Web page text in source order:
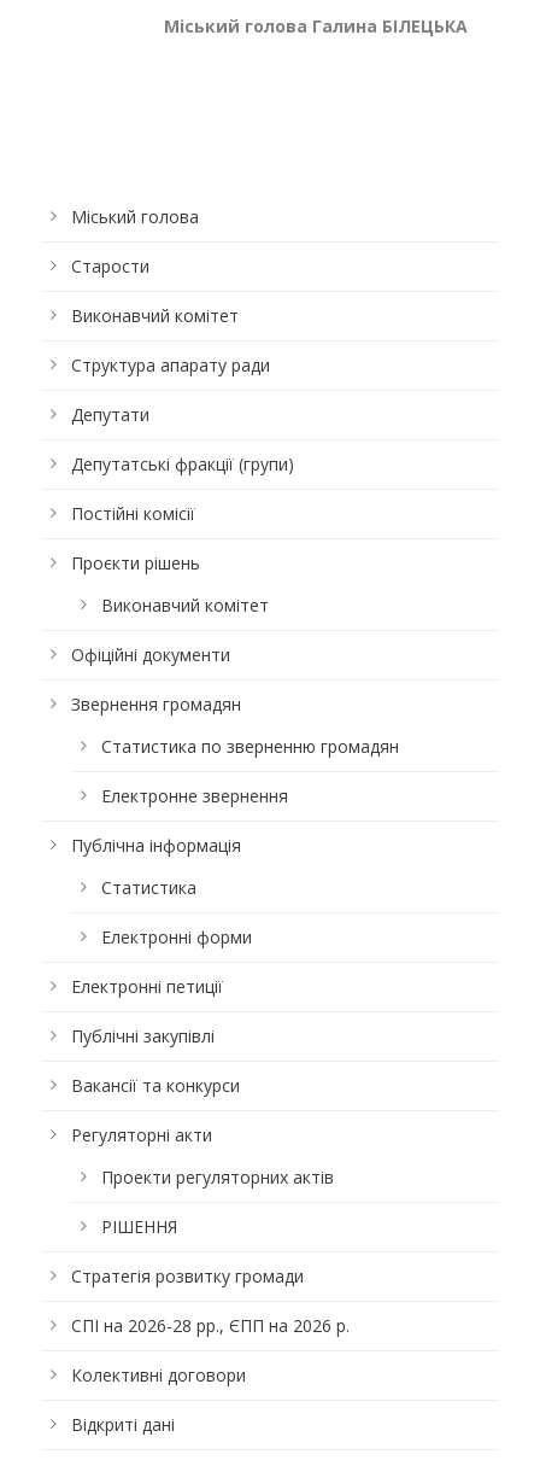
Міський голова Галина БІЛЕЦЬКА
Міський голова
Старости
Виконавчий комітет
Структура апарату ради
Депутати
Депутатські фракції (групи)
Постійні комісії
Проєкти рішень
Виконавчий комітет
Офіційні документи
Звернення громадян
Статистика по зверненню громадян
Електронне звернення
Публічна інформація
Статистика
Електронні форми
Електронні петиції
Публічні закупівлі
Вакансії та конкурси
Регуляторні акти
Проекти регуляторних актів
РІШЕННЯ
Стратегія розвитку громади
СПІ на 2026-28 рр., ЄПП на 2026 р.
Колективні договори
Відкриті дані